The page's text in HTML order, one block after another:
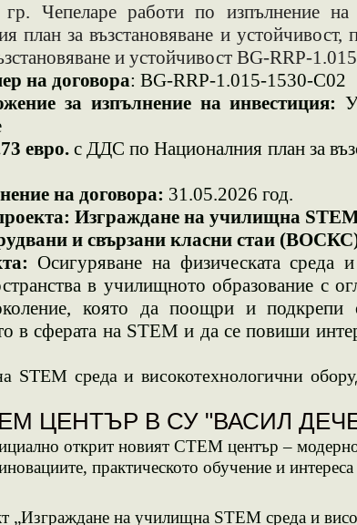
Чепеларе работи по изпълнение
план за възстановяване и устойчивост,
и устойчивост BG-RRP-
на договора: BG-RRP-1.015-1530-C02
за изпълнение на инвестиция:
евро.с ДДСпо Националния план за
на договора: 31.05.2026 год.
Изграждане на училищна
и свързани класни стаи
Осигуряване на физическата среда
в училищното образование с
която да поощри и подкрепи
в сферата на STEM и да се повиши
STEM среда и високотехнологични
ЦЕНТЪР В СУ "ВАСИЛ
открит новият СТЕМ център – модерно
практическото обучение и
„Изграждане на училищна STEM среда и